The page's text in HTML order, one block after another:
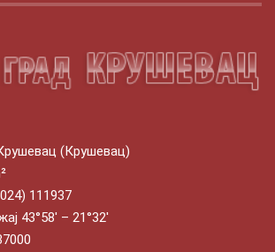
(Крушевац)
111937
43°58′ – 21°32′